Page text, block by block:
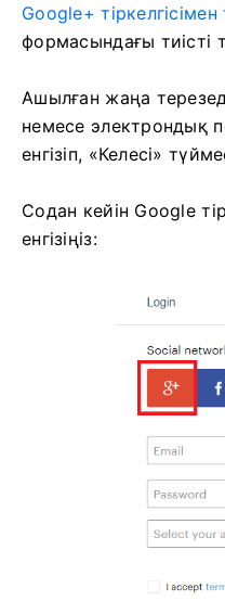
Google+ тіркелгісімен
формасындағы тиісті
Ашылған жаңа
немесе электрондық
енгізіп, «Келесі»
Содан кейін Google
енгізіңіз: